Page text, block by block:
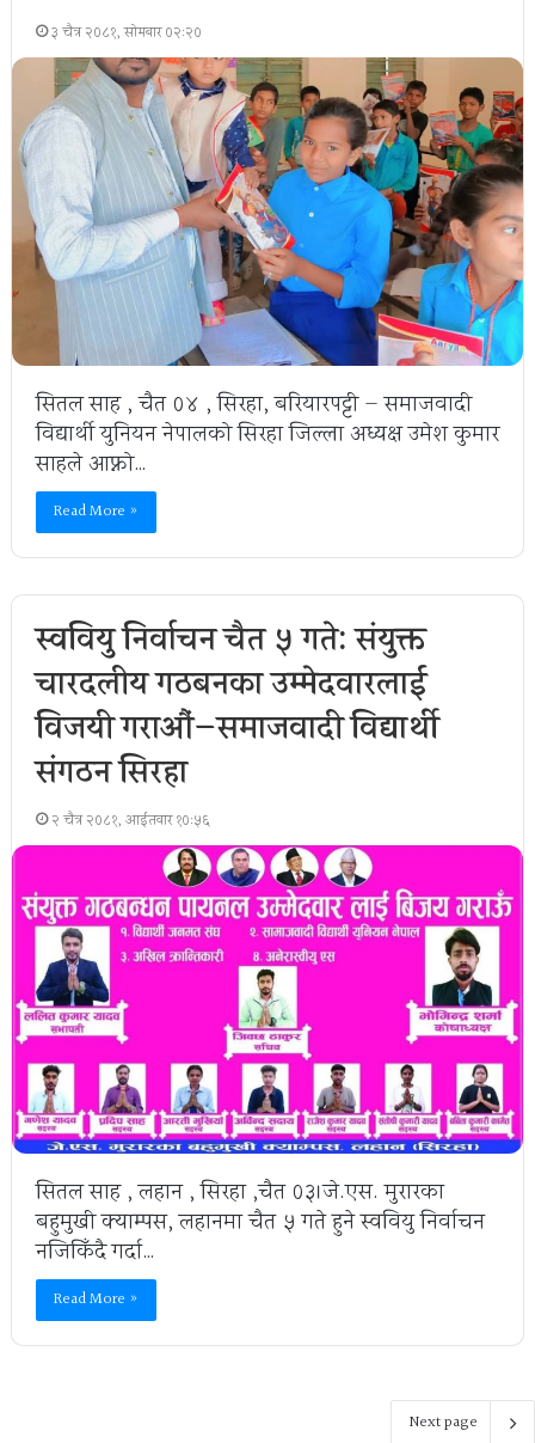
३ चैत्र २०८१, सोमबार ०२:२०
सितल साह , चैत ०४ , सिरहा, बरियारपट्टी — समाजवादी
विद्यार्थी युनियन नेपालको सिरहा जिल्ला अध्यक्ष उमेश कुमार
साहले आफ्नो…
Read More »
स्ववियु निर्वाचन चैत ५ गते: संयुक्त
चारदलीय गठबन्धनका उम्मेदवारलाई
विजयी गराऔं—समाजवादी विद्यार्थी
संगठन सिरहा
२ चैत्र २०८१, आईतवार १०:५६
सितल साह , लहान , सिरहा ,चैत ०३।जे.एस. मुरारका
बहुमुखी क्याम्पस, लहानमा चैत ५ गते हुने स्ववियु निर्वाचन
नजिकिँदै गर्दा…
Read More »
Next page